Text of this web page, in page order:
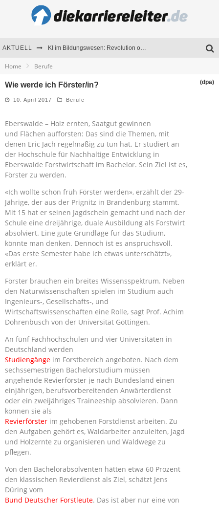
AKTUELL KI im Bildungswesen: Revolution oder Risiko für Schulen und Universitäten?
Home Berufe
Wie werde ich Förster/in? (dpa)
10. April 2017 Berufe
Eberswalde – Holz ernten, Saatgut gewinnen
und Flächen aufforsten: Das sind die Themen, mit
denen Eric Jach regelmäßig zu tun hat. Er studiert an
der Hochschule für Nachhaltige Entwicklung in
Eberswalde Forstwirtschaft im Bachelor. Sein Ziel ist es,
Förster zu werden.
«Ich wollte schon früh Förster werden», erzählt der 29-
Jährige, der aus der Prignitz in Brandenburg stammt.
Mit 15 hat er seinen Jagdschein gemacht und nach der
Schule eine dreijährige, duale Ausbildung als Forstwirt
absolviert. Eine gute Grundlage für das Studium,
könnte man denken. Dennoch ist es anspruchsvoll.
«Das erste Semester habe ich etwas unterschätzt»,
erklärt er.
Förster brauchen ein breites Wissensspektrum. Neben
den Naturwissenschaften spielen im Studium auch
Ingenieurs-, Gesellschafts-, und
Wirtschaftswissenschaften eine Rolle, sagt Prof. Achim
Dohrenbusch von der Universität Göttingen.
An fünf Fachhochschulen und vier Universitäten in
Deutschland werden
Studiengänge im Forstbereich angeboten. Nach dem
sechssemestrigen Bachelorstudium müssen
angehende Revierförster je nach Bundesland einen
einjährigen, berufsvorbereitenden Anwärterdienst
oder ein zweijähriges Traineeship absolvieren. Dann
können sie als
Revierförster im gehobenen Forstdienst arbeiten. Zu
den Aufgaben gehört es, Waldarbeiter anzuleiten, Jagd
und Holzernte zu organisieren und Waldwege zu
pflegen.
Von den Bachelorabsolventen hätten etwa 60 Prozent
den klassischen Revierdienst als Ziel, schätzt Jens
Düring vom
Bund Deutscher Forstleute. Das ist aber nur eine von